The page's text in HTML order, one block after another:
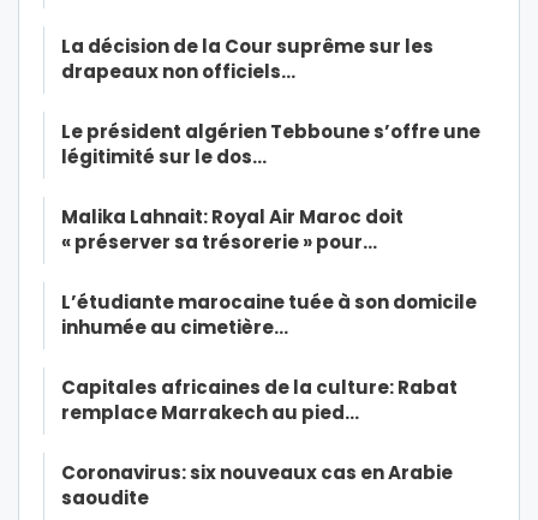
La décision de la Cour suprême sur les
drapeaux non officiels…
Le président algérien Tebboune s’offre une
légitimité sur le dos…
Malika Lahnait: Royal Air Maroc doit
« préserver sa trésorerie » pour…
L’étudiante marocaine tuée à son domicile
inhumée au cimetière…
Capitales africaines de la culture: Rabat
remplace Marrakech au pied…
Coronavirus: six nouveaux cas en Arabie
saoudite